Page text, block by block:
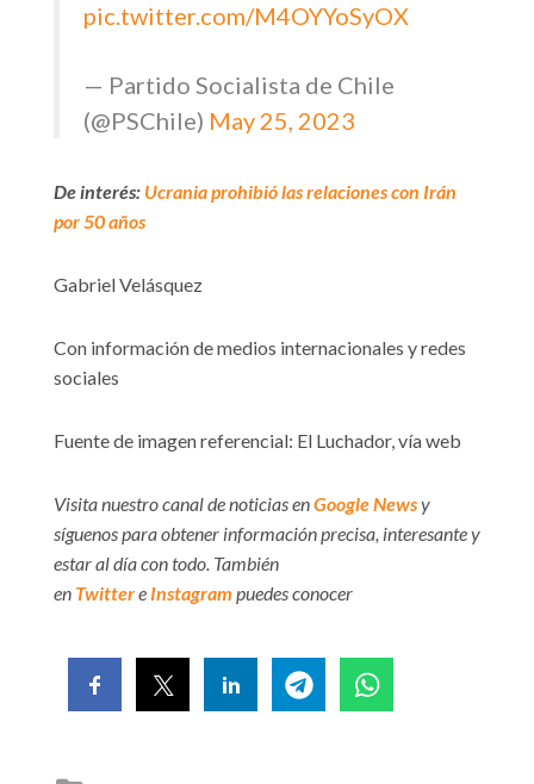
pic.twitter.com/M4OYYoSyOX
— Partido Socialista de Chile
(@PSChile) May 25, 2023
De interés: Ucrania prohibió las relaciones con Irán
por 50 años
Gabriel Velásquez
Con información de medios internacionales y redes
sociales
Fuente de imagen referencial: El Luchador, vía web
Visita nuestro canal de noticias enGoogle Newsy
síguenos para obtener información precisa, interesante y
estar al día con todo. También
en Twittere Instagram puedes conocer